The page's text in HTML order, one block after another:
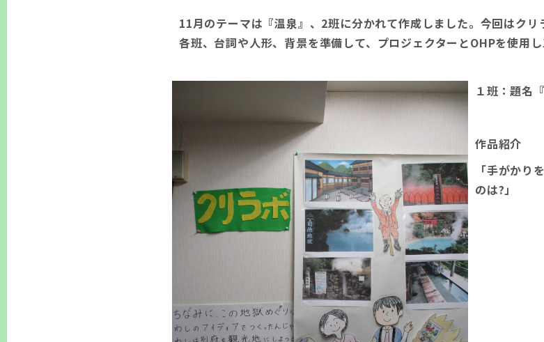
11月のテーマは『温泉』、2班に分かれて作成しました。今回はクリ
各班、台詞や人形、背景を準備して、プロジェクターとOHPを使用
１班：題名
作品紹介
「手がかり
のは?」